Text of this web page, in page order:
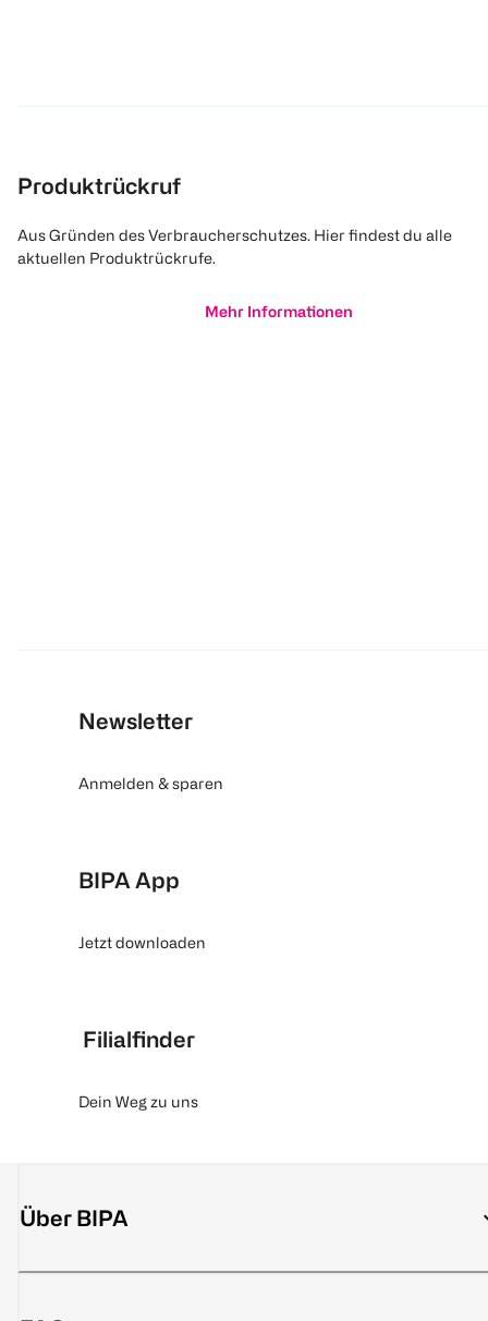
Produktrückruf
Aus Gründen des Verbraucherschutzes. Hier findest du alle
aktuellen Produktrückrufe.
Mehr Informationen
Newsletter
Anmelden & sparen
BIPA App
Jetzt downloaden
Filialfinder
Dein Weg zu uns
Über BIPA